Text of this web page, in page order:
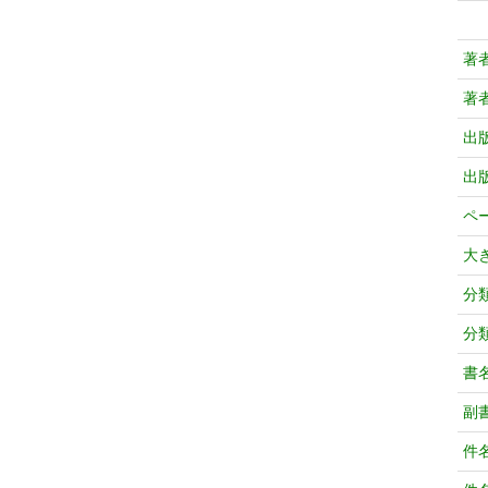
著
著
出
出
ペ
大
分
分
書
副
件